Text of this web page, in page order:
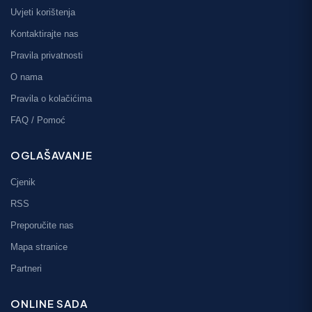
Uvjeti korištenja
Kontaktirajte nas
Pravila privatnosti
O nama
Pravila o kolačićima
FAQ / Pomoć
OGLAŠAVANJE
Cjenik
RSS
Preporučite nas
Mapa stranice
Partneri
ONLINE SADA